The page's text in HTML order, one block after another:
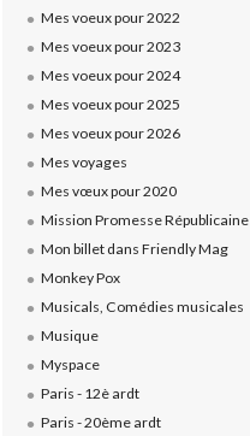
Mes voeux pour 2022
Mes voeux pour 2023
Mes voeux pour 2024
Mes voeux pour 2025
Mes voeux pour 2026
Mes voyages
Mes vœux pour 2020
Mission Promesse Républicaine
Mon billet dans Friendly Mag
Monkey Pox
Musicals, Comédies musicales
Musique
Myspace
Paris - 12è ardt
Paris - 20ème ardt